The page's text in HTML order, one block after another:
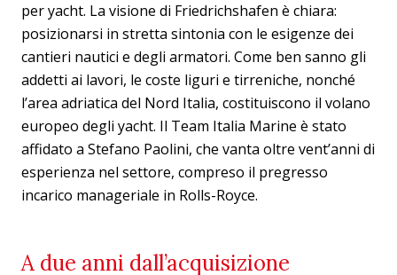
per yacht. La visione di Friedrichshafen è chiara:
posizionarsi in stretta sintonia con le esigenze dei
cantieri nautici e degli armatori. Come ben sanno gli
addetti ai lavori, le coste liguri e tirreniche, nonché
l’area adriatica del Nord Italia, costituiscono il volano
europeo degli yacht. Il Team Italia Marine è stato
affidato a Stefano Paolini, che vanta oltre vent’anni di
esperienza nel settore, compreso il pregresso
incarico manageriale in Rolls-Royce.
A due anni dall’acquisizione